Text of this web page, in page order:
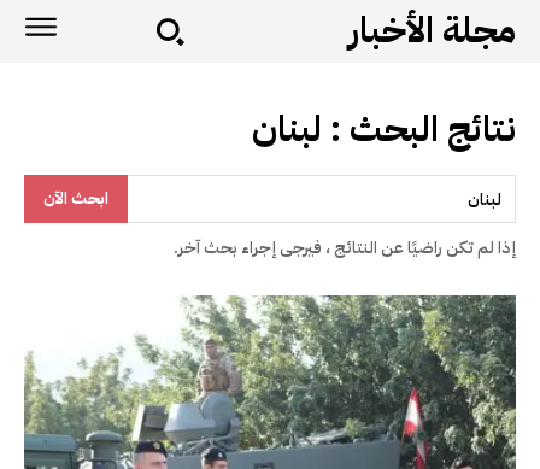
مجلة الأخبار
نتائج البحث : لبنان
ابحث الآن
إذا لم تكن راضيًا عن النتائج ، فيرجى إجراء بحث آخر.